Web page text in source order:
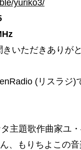
yuriko3/
いただきありが
(リスラジ)
主題歌作曲家ユ・
、もりちよこの音